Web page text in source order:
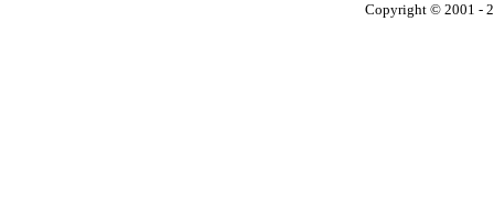
Copyright © 2001 -